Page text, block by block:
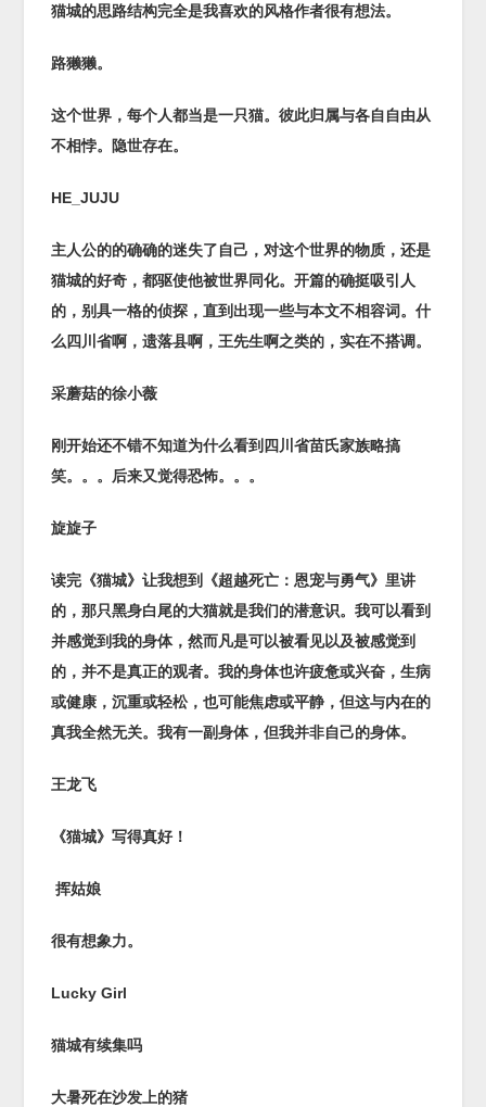
猫城的思路结构完全是我喜欢的风格作者很有想法。
路獭獭。
这个世界，每个人都当是一只猫。彼此归属与各自自由从
不相悖。隐世存在。
HE_JUJU
主人公的的确确的迷失了自己，对这个世界的物质，还是
猫城的好奇，都驱使他被世界同化。开篇的确挺吸引人
的，别具一格的侦探，直到出现一些与本文不相容词。什
么四川省啊，遗落县啊，王先生啊之类的，实在不搭调。
采蘑菇的徐小薇
刚开始还不错不知道为什么看到四川省苗氏家族略搞
笑。。。后来又觉得恐怖。。。
旋旋子
读完《猫城》让我想到《超越死亡：恩宠与勇气》里讲
的，那只黑身白尾的大猫就是我们的潜意识。我可以看到
并感觉到我的身体，然而凡是可以被看见以及被感觉到
的，并不是真正的观者。我的身体也许疲惫或兴奋，生病
或健康，沉重或轻松，也可能焦虑或平静，但这与内在的
真我全然无关。我有一副身体，但我并非自己的身体。
王龙飞
《猫城》写得真好！
挥姑娘
很有想象力。
Lucky Girl
猫城有续集吗
大暑死在沙发上的猪